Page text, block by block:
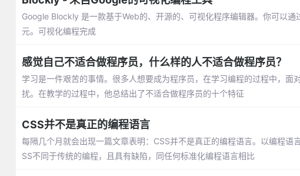
Google Blockly 是一款基于Web的、开源的、可视化程序编辑器。你可以
元。可视化编程完成
感觉自己不适合做程序员，什么样的人不适合做程序员？
学习是一件艰苦的事情。很多人想要成为程序员，在学习编程的过程中，
扰。在教学的过程中，他总结出了不适合做程序员的十个特征
CSS并不是真正的编程语言
每隔几个月就会出现一篇文章表明：CSS并不是真正的编程语言。以编程
SS不同于传统的编程，且具有缺陷，同任何标准化编程语言相比